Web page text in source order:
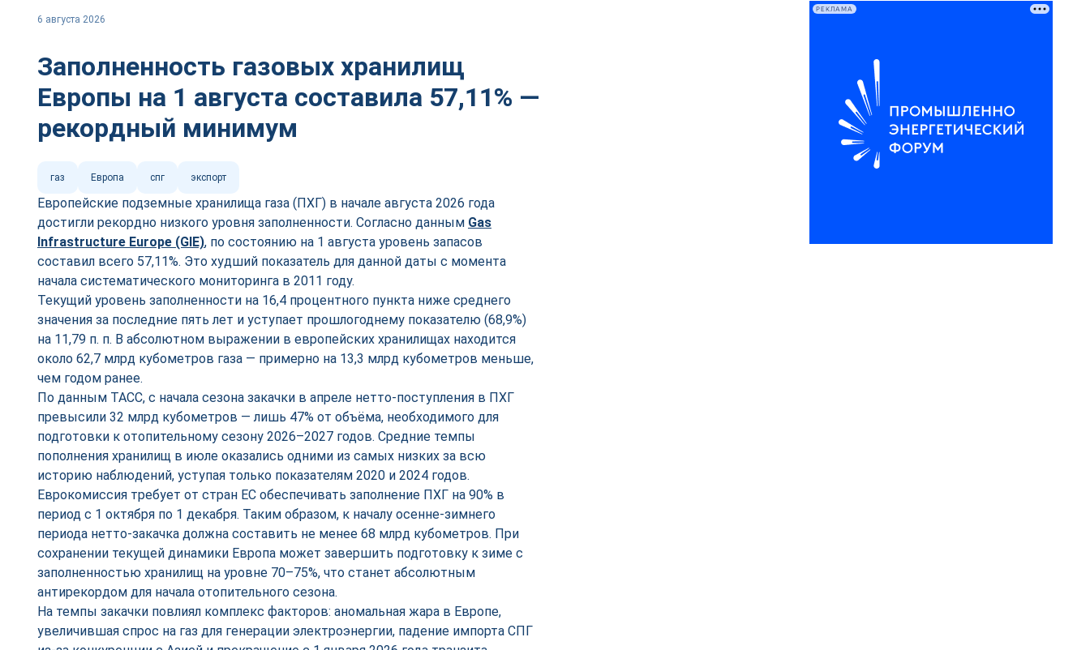
6 августа 2026
Заполненность газовых хранилищ
Европы на 1 августа составила 57,11% —
рекордный минимум
газ Европа спг экспорт
Европейские подземные хранилища газа (ПХГ) в начале августа 2026 года
достигли рекордно низкого уровня заполненности. Согласно данным Gas
Infrastructure Europe (GIE), по состоянию на 1 августа уровень запасов
составил всего 57,11%. Это худший показатель для данной даты с момента
начала систематического мониторинга в 2011 году.
Текущий уровень заполненности на 16,4 процентного пункта ниже среднего
значения за последние пять лет и уступает прошлогоднему показателю (68,9%)
на 11,79 п. п. В абсолютном выражении в европейских хранилищах находится
около 62,7 млрд кубометров газа — примерно на 13,3 млрд кубометров меньше,
чем годом ранее.
По данным ТАСС, с начала сезона закачки в апреле нетто-поступления в ПХГ
превысили 32 млрд кубометров — лишь 47% от объёма, необходимого для
подготовки к отопительному сезону 2026–2027 годов. Средние темпы
пополнения хранилищ в июле оказались одними из самых низких за всю
историю наблюдений, уступая только показателям 2020 и 2024 годов.
Еврокомиссия требует от стран ЕС обеспечивать заполнение ПХГ на 90% в
период с 1 октября по 1 декабря. Таким образом, к началу осенне-зимнего
периода нетто-закачка должна составить не менее 68 млрд кубометров. При
сохранении текущей динамики Европа может завершить подготовку к зиме с
заполненностью хранилищ на уровне 70–75%, что станет абсолютным
антирекордом для начала отопительного сезона.
На темпы закачки повлиял комплекс факторов: аномальная жара в Европе,
увеличившая спрос на газ для генерации электроэнергии, падение импорта СПГ
РЕКЛАМА